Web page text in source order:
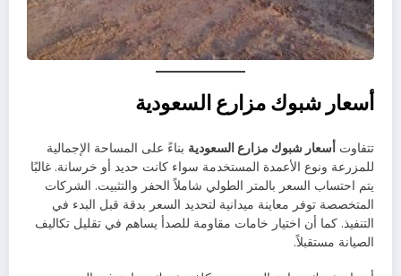
أسعار شبوك مزارع السعودية
تتفاوت أسعار شبوك مزارع السعودية بناءً على المساحة الإجمالية
للمزرعة ونوع الأعمدة المستخدمة سواء كانت حديد أو خرسانة. غالبًا
يتم احتساب السعر بالمتر الطولي شاملاً الحفر والتثبيت. الشركات
المتخصصة توفر معاينة ميدانية لتحديد السعر بدقة قبل البدء في
التنفيذ. كما أن اختيار خامات مقاومة للصدأ يساهم في تقليل تكاليف
الصيانة مستقبلاً.